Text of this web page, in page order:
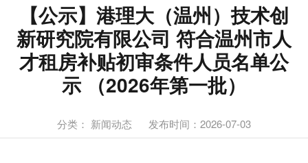
【公示】港理大（温州）技术创
新研究院有限公司 符合温州市人
才租房补贴初审条件人员名单公
示 （2026年第一批）
分类： 新闻动态 发布时间：2026-07-03